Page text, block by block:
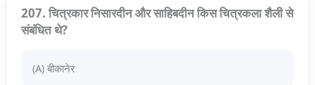
207. चित्रकार निसारदीन और साहिबदीन किस चित्रकला शैली से
संबंधित थे?
(A) बीकानेर